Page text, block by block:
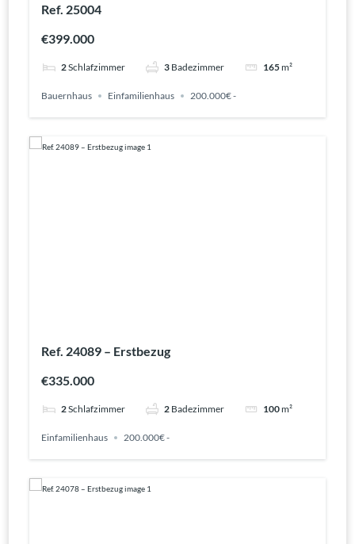
Ref. 25004
€399.000
2Schlafzimmer 3 Badezimmer 165m²
Bauernhaus Einfamilienhaus 200.000€ -
Ref. 24089 – Erstbezug
€335.000
2Schlafzimmer 2 Badezimmer 100m²
Einfamilienhaus 200.000€ -